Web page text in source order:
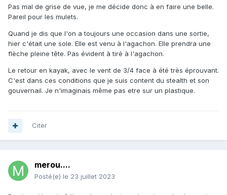
Pas mal de grise de vue, je me décide donc à en faire une belle.
Pareil pour les mulets.
Quand je dis que l'on a toujours une occasion dans une sortie,
hier c'était une sole. Elle est venu à l'agachon. Elle prendra une
flèche pleine tête. Pas évident à tiré à l'agachon.
Le retour en kayak, avec le vent de 3/4 face à été très éprouvant.
C'est dans ces conditions que je suis content du stealth et son
gouvernail. Je n'imaginais même pas etre sur un plastique.
Citer
merou....
Posté(e) le 23 juillet 2023